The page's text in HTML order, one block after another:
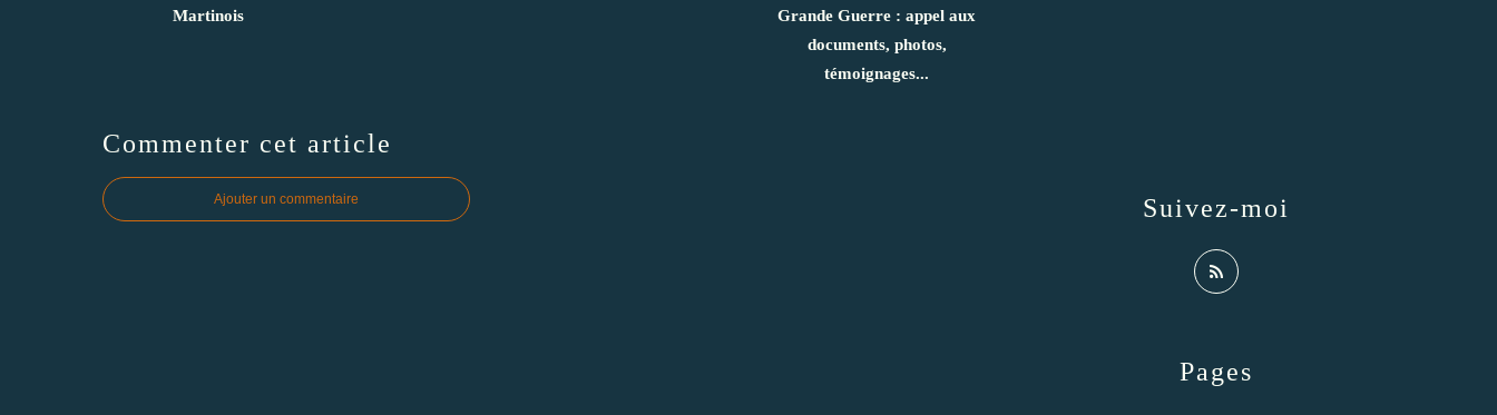
Martinois
Grande Guerre : appel aux
documents, photos,
témoignages...
Commenter cet article
Ajouter un commentaire
Pages
Suivez-moi